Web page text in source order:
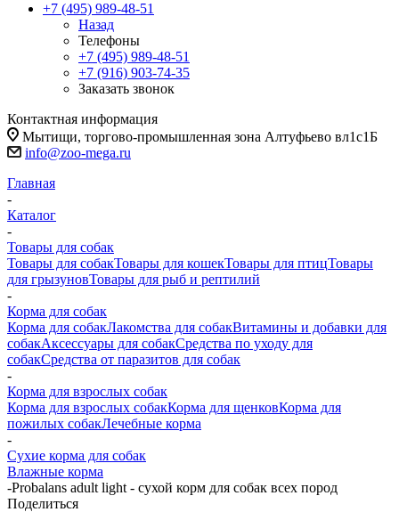
+7 (495) 989-48-51
Назад
Телефоны
+7 (495) 989-48-51
+7 (916) 903-74-35
Заказать звонок
Контактная информация
Мытищи, торгово-промышленная зона Алтуфьево вл1с1Б
info@zoo-mega.ru
Главная
-
Каталог
-
Товары для собак
Товары для собакТовары для кошекТовары для птицТовары
для грызуновТовары для рыб и рептилий
-
Корма для собак
Корма для собакЛакомства для собакВитамины и добавки для
собакАксессуары для собакСредства по уходу для
собакСредства от паразитов для собак
-
Корма для взрослых собак
Корма для взрослых собакКорма для щенковКорма для
пожилых собакЛечебные корма
-
Сухие корма для собак
Влажные корма
-Probalans adult light - сухой корм для собак всех пород
Поделиться